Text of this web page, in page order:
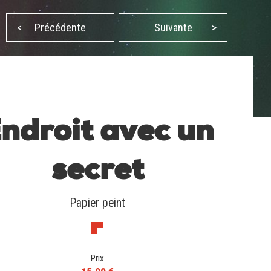
< Précédente Suivante >
avec un
secret
Papier peint
Prix